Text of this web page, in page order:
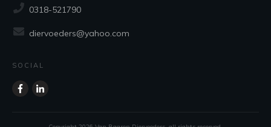
0318-521790
diervoeders@yahoo.com
SOCIAL